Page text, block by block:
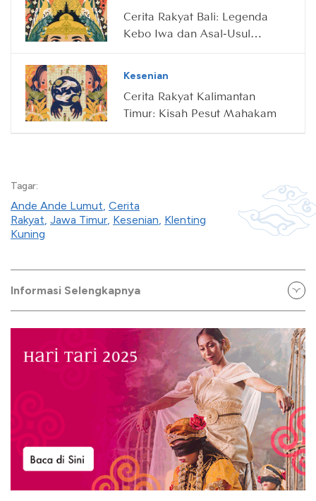
Cerita Rakyat Bali: Legenda
Kebo Iwa dan Asal-Usul
Kesenian
Cerita Rakyat Kalimantan
Timur: Kisah Pesut Mahakam
Tagar:
Ande Ande Lumut, Cerita
Rakyat, Jawa Timur, Kesenian, Klenting
Kuning
Informasi Selengkapnya